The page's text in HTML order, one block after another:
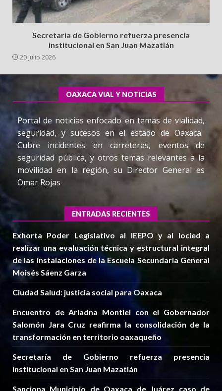
Secretaría de Gobierno refuerza presencia
institucional en San Juan Mazatlán
20 julio 2026
OAXACA VIAL Y NOTICIAS
Portal de noticias enfocado en temas de vialidad,
seguridad, y sucesos en el estado de Oaxaca.
Cubre incidentes en carreteras, eventos de
seguridad pública, y otros temas relevantes a la
movilidad en la región, su Director General es
Omar Rojas
ENTRADAS RECIENTES
Exhorta Poder Legislativo al IEEPO y al Iocied a
realizar una evaluación técnica y estructural integral
de las instalaciones de la Escuela Secundaria General
Moisés Sáenz Garza
Ciudad Salud: justicia social para Oaxaca
Encuentro de Ariadna Montiel con el Gobernador
Salomón Jara Cruz reafirma la consolidación de la
transformación en territorio oaxaqueño
Secretaría de Gobierno refuerza presencia
institucional en San Juan Mazatlán
Sanciona Municipio de Oaxaca de Juárez caso de